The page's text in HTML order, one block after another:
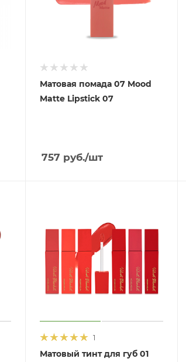
Матовая помада 07 Mood
Matte Lipstick 07
757 руб./шт
1
Матовый тинт для губ 01